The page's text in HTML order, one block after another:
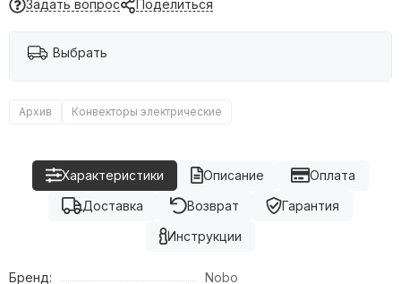
Обогреватели инфракрасные
Тепловые пушки
Сушилки для рук
Задать вопрос Поделиться
Выбрать
Архив Конвекторы электрические
Описание
Характеристики
Оплата
Доставка
Возврат
Гарантия
Инструкции
Бренд:
Nobo